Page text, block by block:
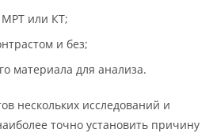
или КТ;
и без;
материала для анализа.
нескольких исследований и
точно установить причину